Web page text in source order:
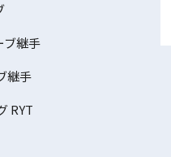
ブ継手
継手
RYT